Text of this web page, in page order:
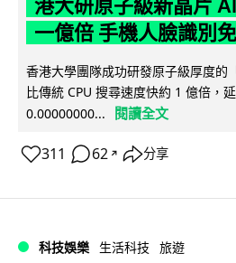
港大研原子級新晶片
一億倍 手機人臉識別
香港大學團隊成功研發原子級厚度的
比傳統 CPU 搜尋速度快約 1 億倍，
0.00000000...
閱讀全文
311 62 ↗ 分享
科技娛樂 生活科技 旅遊